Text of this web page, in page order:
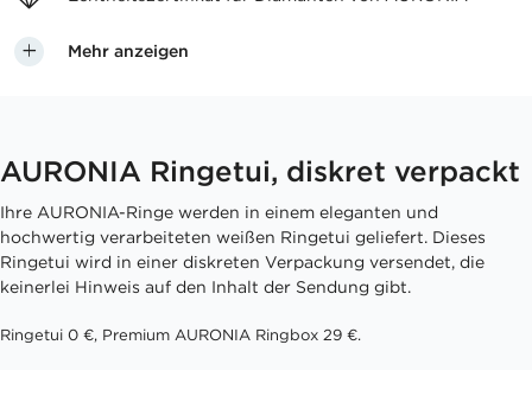
Mehr anzeigen
AURONIA Ringetui, diskret verpackt
Ihre AURONIA-Ringe werden in einem eleganten und
hochwertig verarbeiteten weißen Ringetui geliefert. Dieses
Ringetui wird in einer diskreten Verpackung versendet, die
keinerlei Hinweis auf den Inhalt der Sendung gibt.
Ringetui 0 €, Premium AURONIA Ringbox 29 €.